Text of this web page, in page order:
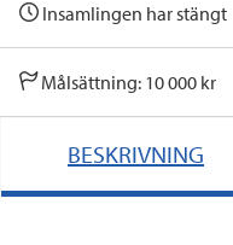
Insamlingen har stängt
Målsättning: 10 000 kr
BESKRIVNING